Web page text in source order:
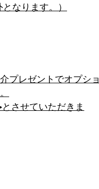
なります。）
プレゼントでオプショ
とさせていただきま